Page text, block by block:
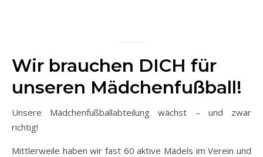
Wir brauchen DICH für
unseren Mädchenfußball!
Unsere Mädchenfußballabteilung wächst – und zwar
richtig!
Mittlerweile haben wir fast 60 aktive Mädels im Verein und